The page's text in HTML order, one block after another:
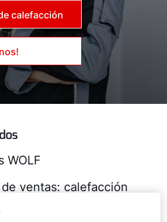
calefacción
WOLF
ventas: calefacción
para nuestra puesta en